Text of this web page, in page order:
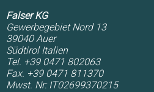
Falser KG
Gewerbegebiet Nord 13
39040 Auer
Südtirol Italien
Tel. +39 0471 802063
Fax. +39 0471 811370
Mwst. Nr: IT02699370215